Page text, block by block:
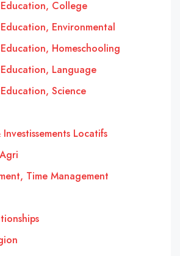
College
Environmental
Homeschooling
Language
Science
Locatifs
Time Management